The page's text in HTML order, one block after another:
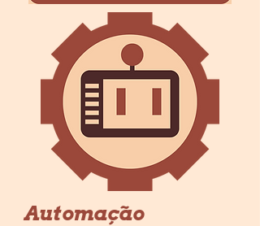
Automação